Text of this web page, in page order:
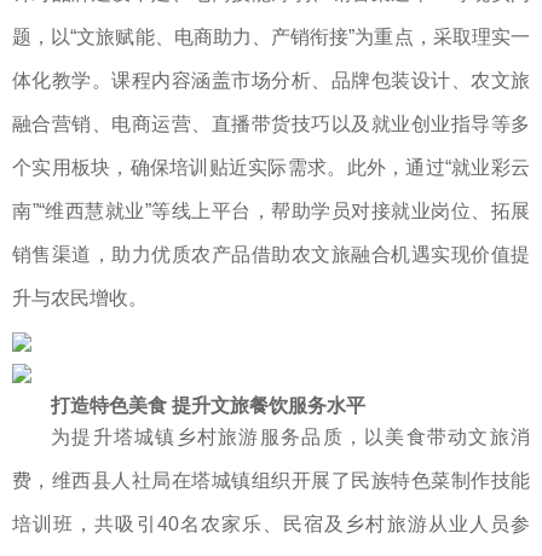
题，以“文旅赋能、电商助力、产销衔接”为重点，采取理实一
体化教学。课程内容涵盖市场分析、品牌包装设计、农文旅
融合营销、电商运营、直播带货技巧以及就业创业指导等多
个实用板块，确保培训贴近实际需求。此外，通过“就业彩云
南”“维西慧就业”等线上平台，帮助学员对接就业岗位、拓展
销售渠道，助力优质农产品借助农文旅融合机遇实现价值提
升与农民增收。
打造特色美食 提升文旅餐饮服务水平
为提升塔城镇乡村旅游服务品质，以美食带动文旅消
费，维西县人社局在塔城镇组织开展了民族特色菜制作技能
培训班，共吸引40名农家乐、民宿及乡村旅游从业人员参